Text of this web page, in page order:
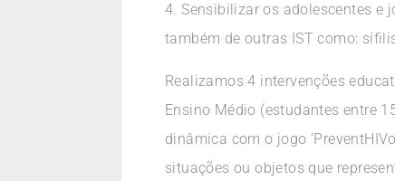
4. Sensibilizar os adolescentes e
também de outras IST como:
Realizamos 4 intervenções
Ensino Médio (estudantes entre
dinâmica com o jogo
situações ou objetos que